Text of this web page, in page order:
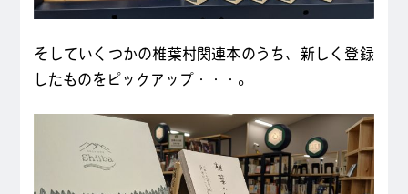
そしていくつかの椎葉村関連本のうち、新しく登録
したものをピックアップ・・・。